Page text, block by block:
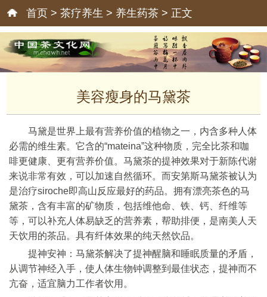
首页 > 茶疗养生 > 养生药茶 > 正文
美容瘦身的马黛茶
马黛是世界上最有营养价值的植物之一，内含多种人体
必需的维生素。它含的“mateina”这种物质，完全比茶和咖
啡更健康、更有营养价值。马黛茶的提神效果对于新陈代谢
来说非常有效，可以加速自然循环。而安第斯马黛茶被认为
是治疗siroche即高山反应最好的药品。拥有漂亮茶色的马
黛茶，含有丰富的矿物质，包括维他命、铁、钙、纤维等
等，可以补充人体易缺乏的营养素，帮助排便，是南美人天
天饮用的茶品。具有纤体效果的纯天然饮品。
提神安神：马黛茶解决了提神醒脑和睡眠质量的矛盾，
从调节神经入手，使人体生物钟调整到最佳状态，提神而不
亢奋，适宜脑力工作者饮用。